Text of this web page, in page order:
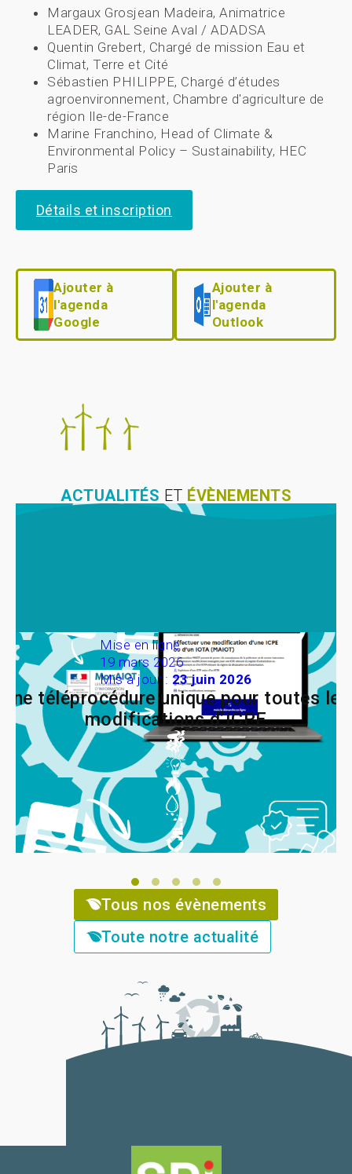
Margaux Grosjean Madeira, Animatrice
LEADER, GAL Seine Aval / ADADSA
Quentin Grebert, Chargé de mission Eau et
Climat, Terre et Cité
Sébastien PHILIPPE, Chargé d’études
agroenvironnement, Chambre d'agriculture de
région Ile-de-France
Marine Franchino, Head of Climate &
Environmental Policy – Sustainability, HEC
Paris
Détails et inscription
Ajouter à
l'agenda
Google
Ajouter à
l'agenda
Outlook
ACTUALITÉS ET ÉVÈNEMENTS
Mise en ligne :
19 mars 2026
Mis à jour : 23 juin 2026
Une téléprocédure unique pour toutes les
modifications d’ICPE
Tous nos évènements
Toute notre actualité